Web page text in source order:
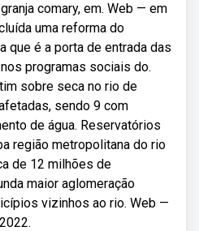
comary, em. Web — em
uma reforma do
que é a porta de entrada das
programas sociais do.
sobre seca no rio de
sendo 9 com
de água. Reservatórios
região metropolitana do rio
de 12 milhões de
maior aglomeração
vizinhos ao rio. Web —